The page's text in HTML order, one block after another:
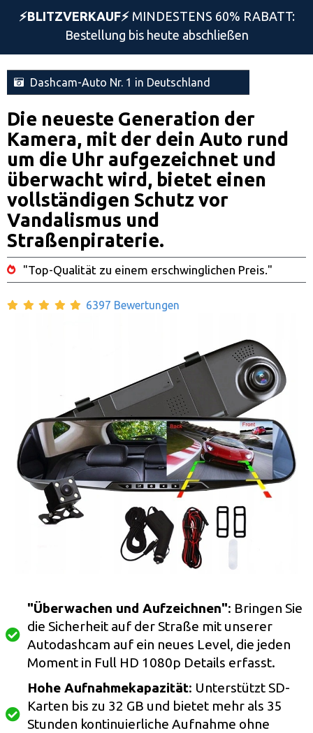
⚡️BLITZVERKAUF⚡️MINDESTENS 60% RABATT:
Bestellung bis heute abschließen
Dashcam-Auto Nr. 1 in Deutschland
Die neueste Generation der
Kamera, mit der dein Auto rund
um die Uhr aufgezeichnet und
überwacht wird, bietet einen
vollständigen Schutz vor
Vandalismus und
Straßenpiraterie.
"Top-Qualität zu einem erschwinglichen Preis."
6397 Bewertungen
"Überwachen und Aufzeichnen": Bringen Sie
die Sicherheit auf der Straße mit unserer
Autodashcam auf ein neues Level, die jeden
Moment in Full HD 1080p Details erfasst.
Hohe Aufnahmekapazität: Unterstützt SD-
Karten bis zu 32 GB und bietet mehr als 35
Stunden kontinuierliche Aufnahme ohne